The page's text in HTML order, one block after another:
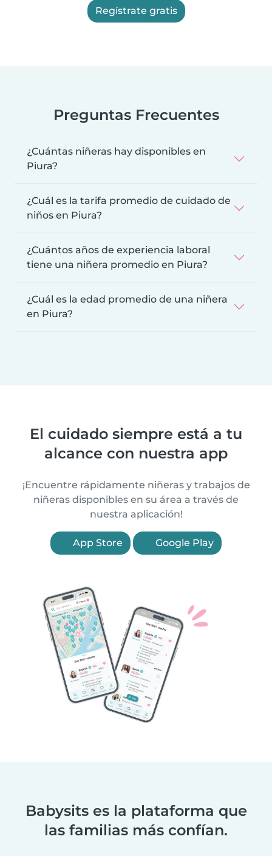
Regístrate gratis
Preguntas Frecuentes
¿Cuántas niñeras hay disponibles en
Piura?
¿Cuál es la tarifa promedio de cuidado de
niños en Piura?
¿Cuántos años de experiencia laboral
tiene una niñera promedio en Piura?
¿Cuál es la edad promedio de una niñera
en Piura?
El cuidado siempre está a tu
alcance con nuestra app
¡Encuentre rápidamente niñeras y trabajos de
niñeras disponibles en su área a través de
nuestra aplicación!
App Store Google Play
Babysits es la plataforma que
las familias más confían.